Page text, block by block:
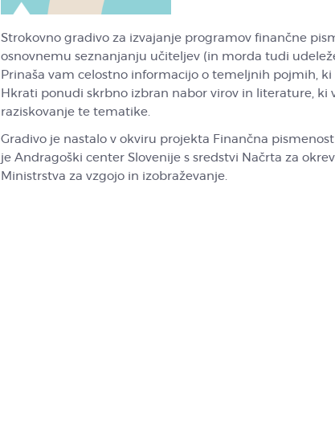
Strokovno gradivo za izvajanje programov finančne
osnovnemu seznanjanju učiteljev (in morda tudi
Prinaša vam celostno informacijo o temeljnih pojmih,
Hkrati ponudi skrbno izbran nabor virov in literature, ki
raziskovanje te tematike.
Gradivo je nastalo v okviru projekta Finančna
je Andragoški center Slovenije s sredstvi Načrta za
Ministrstva za vzgojo in izobraževanje.